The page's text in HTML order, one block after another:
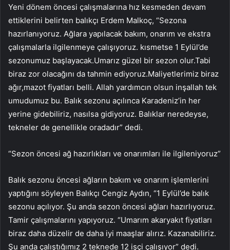
Yeni dönem öncesi çalışmalarına hız kesmeden devam
ettiklerini belirten balıkçı Erdem Malkoç, “Sezona
hazırlanıyoruz. Ağlara yapılacak bakım, onarım ve ekstra
çalışmalarla ilgilenmeye çalışıyoruz. kısmetse 1 Eylül’de
sezonumuz başlayacak.Umarız güzel bir sezon olur.Tabi
biraz zor olacağını da tahmin ediyoruz.Maliyetlerimiz biraz
ağır,mazot fiyatları belli. Allah yardımcın olsun inşallah tek
umudumuz bu. Balık sezonu açılınca Karadeniz’in her
yerine gidebiliriz, nasılsa gidiyoruz. Balıklar neredeyse,
tekneler de genellikle oradadır” dedi.
“Sezon öncesi ağ hazırlıkları ve onarımları ile ilgileniyoruz”
Balık sezonu öncesi ağların bakım ve onarım işlemlerini
yaptığını söyleyen Balıkçı Cengiz Aydın, “1 Eylül’de balık
sezonu açılıyor. Şu anda sezon öncesi ağları hazırlıyoruz.
Tamir çalışmalarını yapıyoruz. “Umarım akaryakıt fiyatları
biraz daha düzelir de daha iyi maaşlar alırız. Kazanabiliriz.
Şu anda çalıştığımız 2 teknede 12 işçi çalışıyor” dedi.